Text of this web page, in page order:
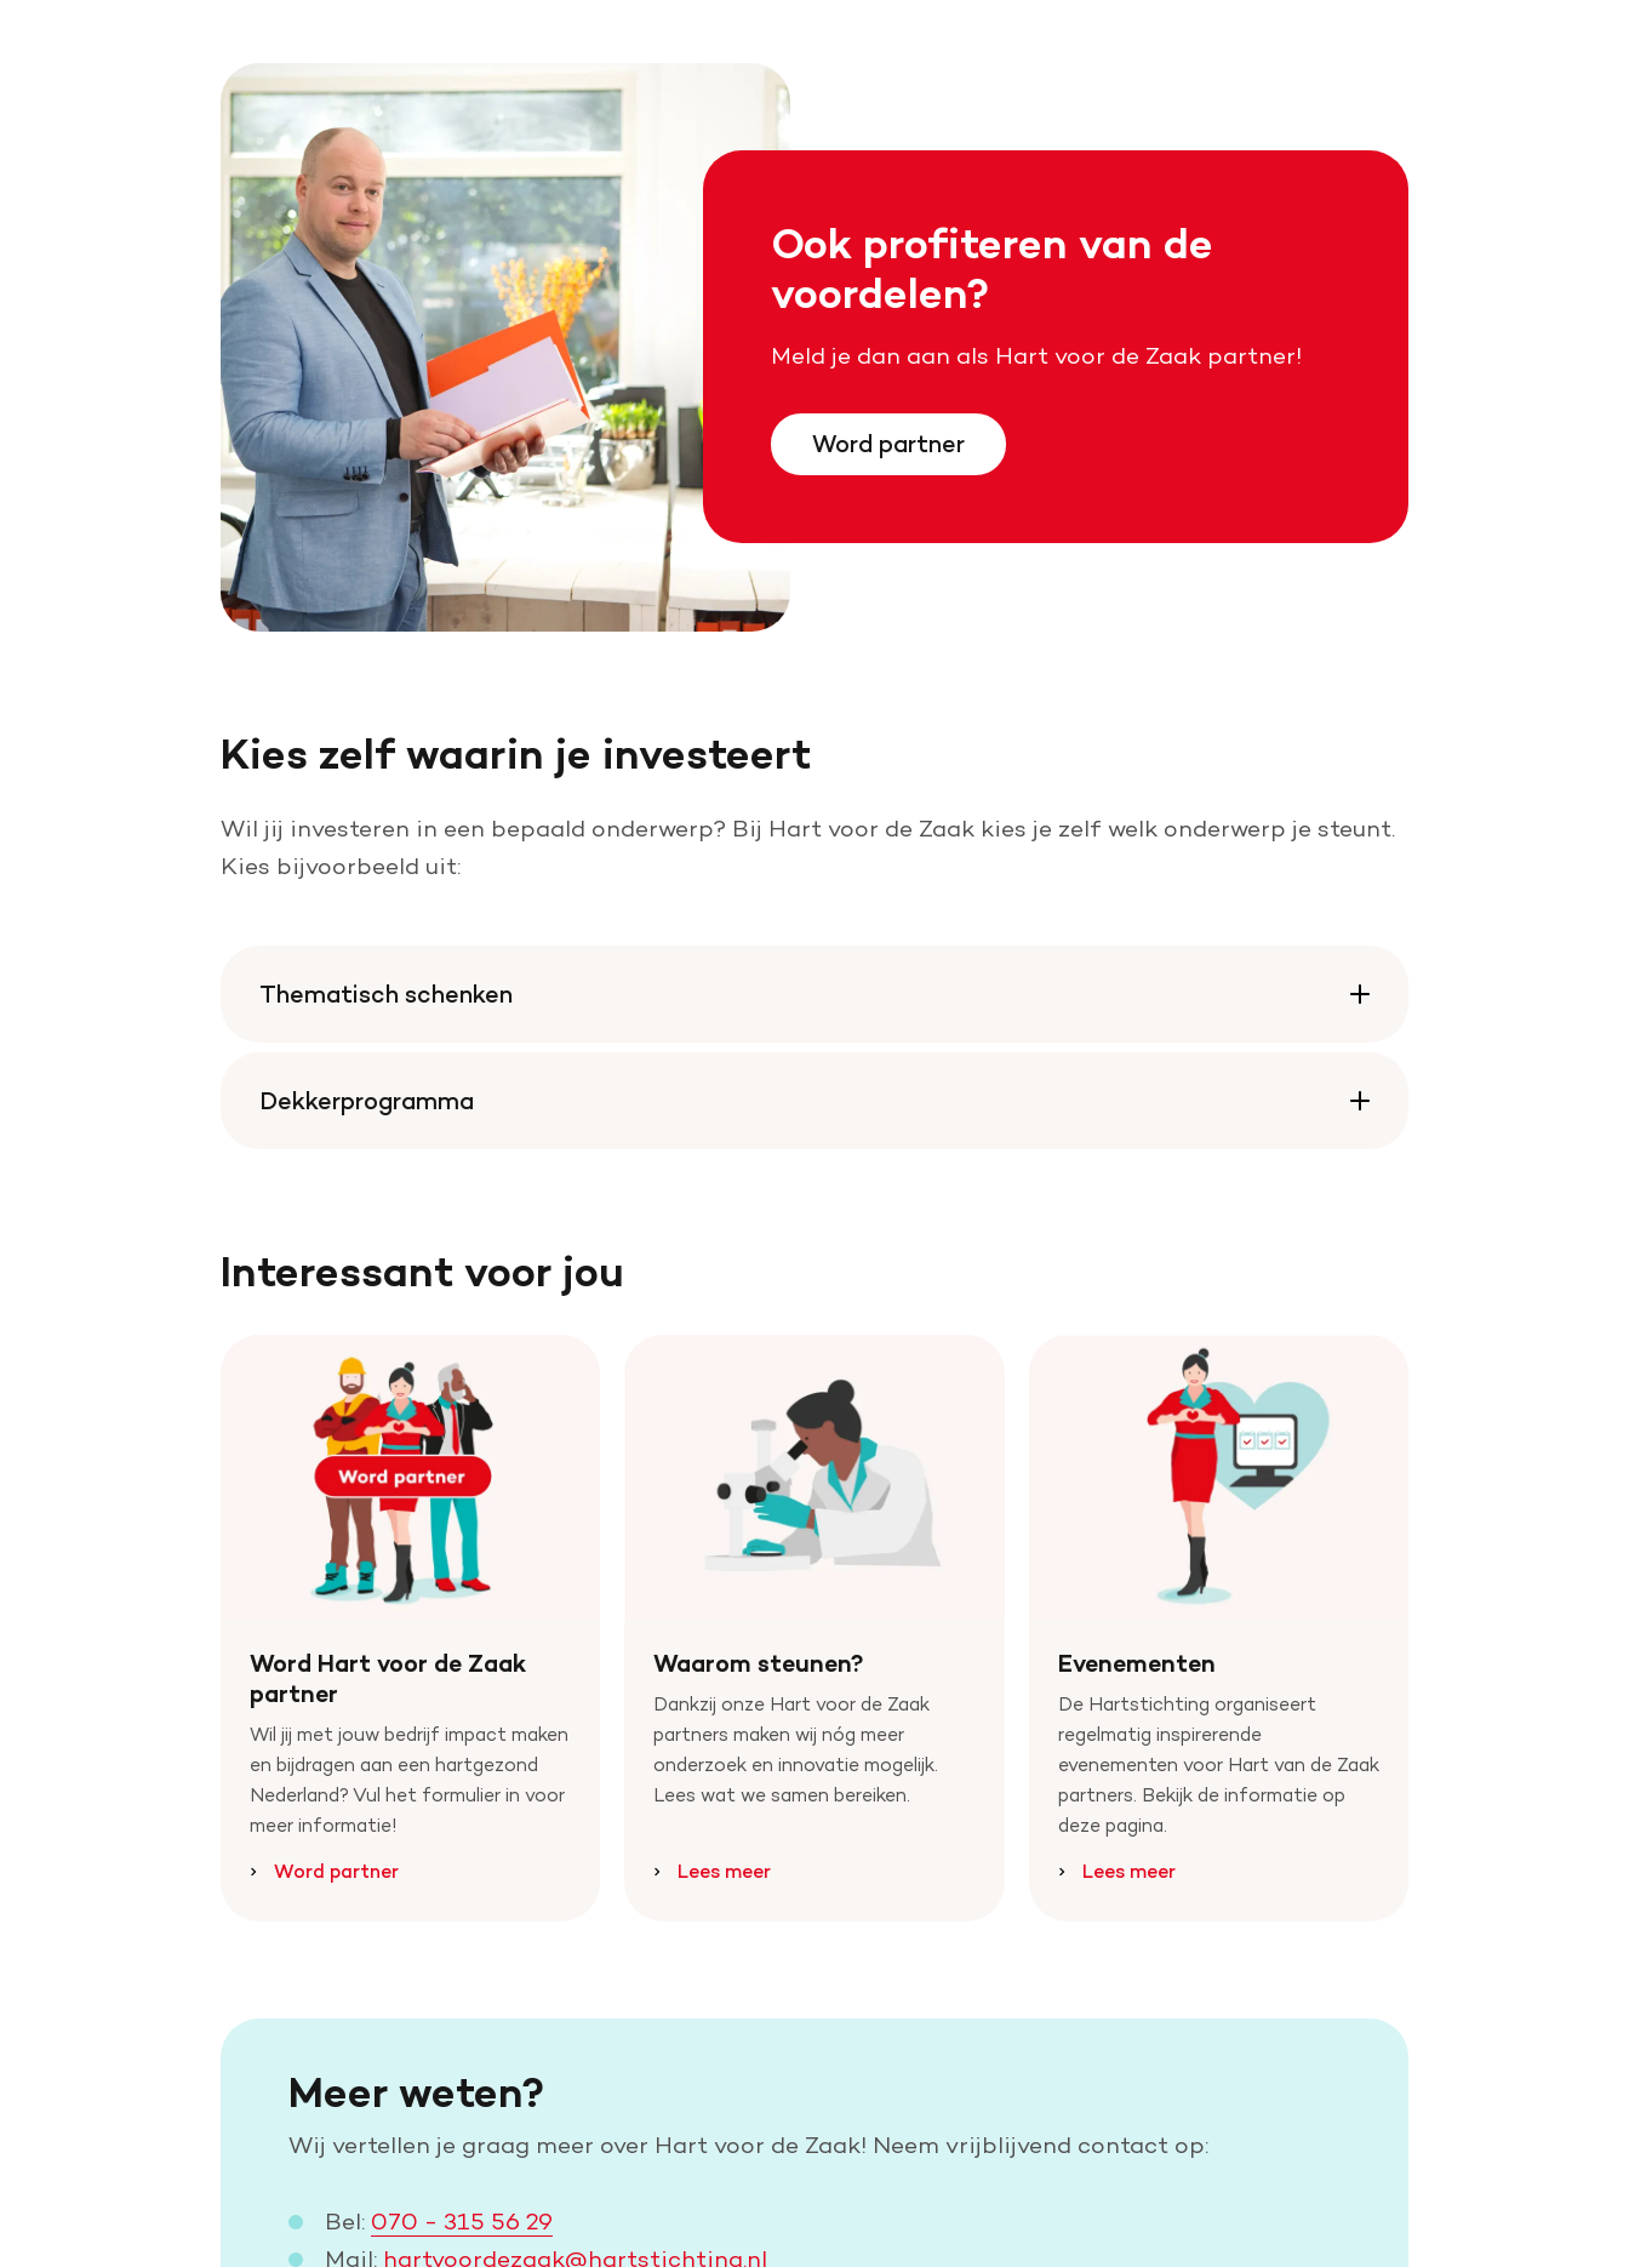
Ook profiteren van de
voordelen?
Meld je dan aan als Hart voor de Zaak partner!
Word partner
Kies zelf waarin je investeert
Wil jij investeren in een bepaald onderwerp? Bij Hart voor de Zaak kies je zelf welk onderwerp je steunt.
Kies bijvoorbeeld uit:
Thematisch schenken
Dekkerprogramma
Interessant voor jou
Word Hart voor de Zaak
partner
Wil jij met jouw bedrijf impact maken
en bijdragen aan een hartgezond
Nederland? Vul het formulier in voor
meer informatie!
Word partner
Waarom steunen?
Dankzij onze Hart voor de Zaak
partners maken wij nóg meer
onderzoek en innovatie mogelijk.
Lees wat we samen bereiken.
Lees meer
Evenementen
De Hartstichting organiseert
regelmatig inspirerende
evenementen voor Hart van de Zaak
partners. Bekijk de informatie op
deze pagina.
Lees meer
Meer weten?
Wij vertellen je graag meer over Hart voor de Zaak! Neem vrijblijvend contact op:
Bel: 070 - 315 56 29
Mail: hartvoordezaak@hartstichting.nl